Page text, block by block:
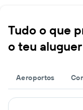
Tudo o que
o teu
Aeroportos